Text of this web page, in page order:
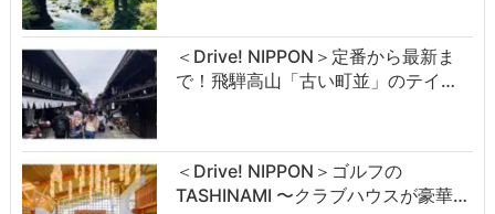
＜Drive! NIPPON＞定番から最新ま
で！飛騨高山「古い町並」のテイ…
＜Drive! NIPPON＞ゴルフの
TASHINAMI 〜クラブハウスが豪華…